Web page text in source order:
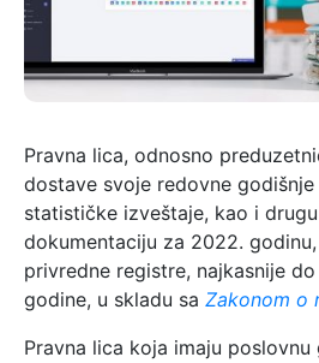
Pravna lica, odnosno
dostave svoje redovne godišnje
statističke izveštaje, kao i
dokumentaciju za 2022.
privredne registre, najkasnije
godine, u skladu sa Zakonom o
Pravna lica koja imaju